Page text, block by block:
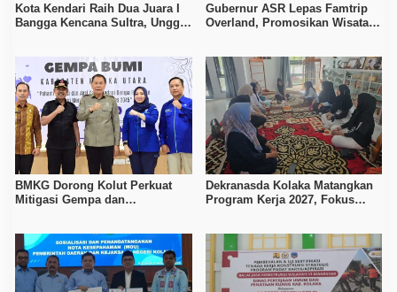
Kota Kendari Raih Dua Juara I
Bangga Kencana Sultra, Unggul
Gubernur ASR Lepas Famtrip
Overland, Promosikan Wisata
BMKG Dorong Kolut Perkuat
Mitigasi Gempa dan
Dekranasda Kolaka Matangkan
Program Kerja 2027, Fokus